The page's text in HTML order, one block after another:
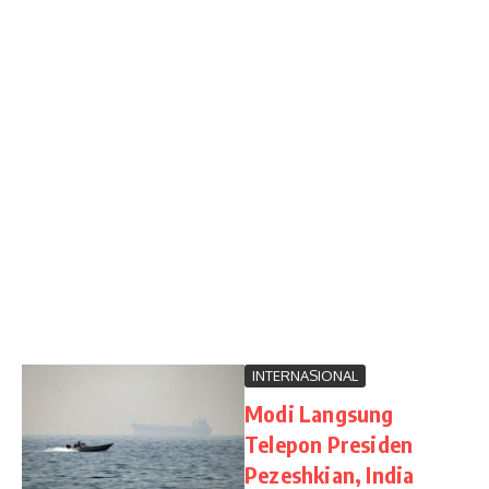
INTERNASIONAL
Modi Langsung
Telepon Presiden
Pezeshkian, India